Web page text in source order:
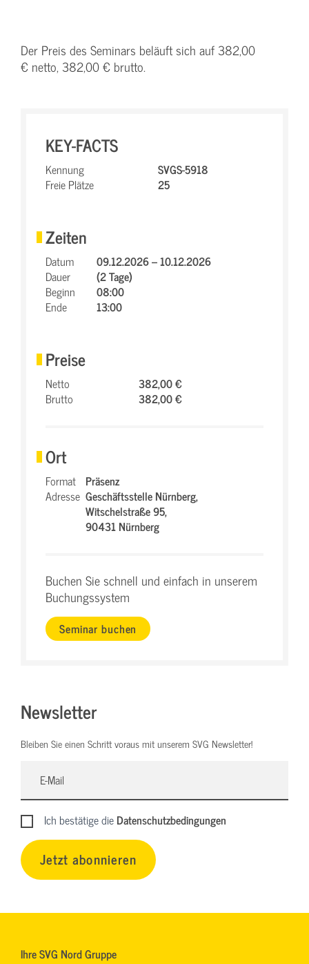
Der Preis des Seminars beläuft sich auf 382,00
€ netto, 382,00 € brutto.
KEY-FACTS
Kennung
SVGS-5918
Freie Plätze
25
Zeiten
Datum
09.12.2026 – 10.12.2026
Dauer
(2 Tage)
Beginn
08:00
Ende
13:00
Preise
Netto
382,00 €
Brutto
382,00 €
Ort
Format Präsenz
Adresse Geschäftsstelle Nürnberg,
Witschelstraße 95,
90431 Nürnberg
Buchen Sie schnell und einfach in unserem
Buchungssystem
Seminar buchen
Newsletter
Bleiben Sie einen Schritt voraus mit unserem SVG Newsletter!
Ich bestätige dieDatenschutzbedingungen
Jetzt abonnieren
Ihre SVG Nord Gruppe